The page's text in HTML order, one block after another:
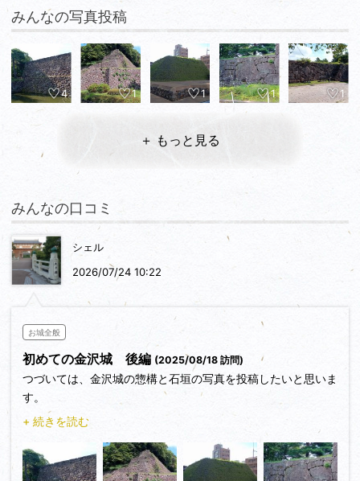
みんなの写真投稿
4 1 1 1 1
＋ もっと見る
みんなの口コミ
シェル
2026/07/24 10:22
お城全般
初めての金沢城 後編 (2025/08/18 訪問)
つづいては、金沢城の惣構と石垣の写真を投稿したいと思いま
す。
金沢城は惣構の遺構も整備がおこなわれているようです。時間
の兼ね合いで、全部を見学するのは厳しかったので、升形遺構
+ 続きを読む